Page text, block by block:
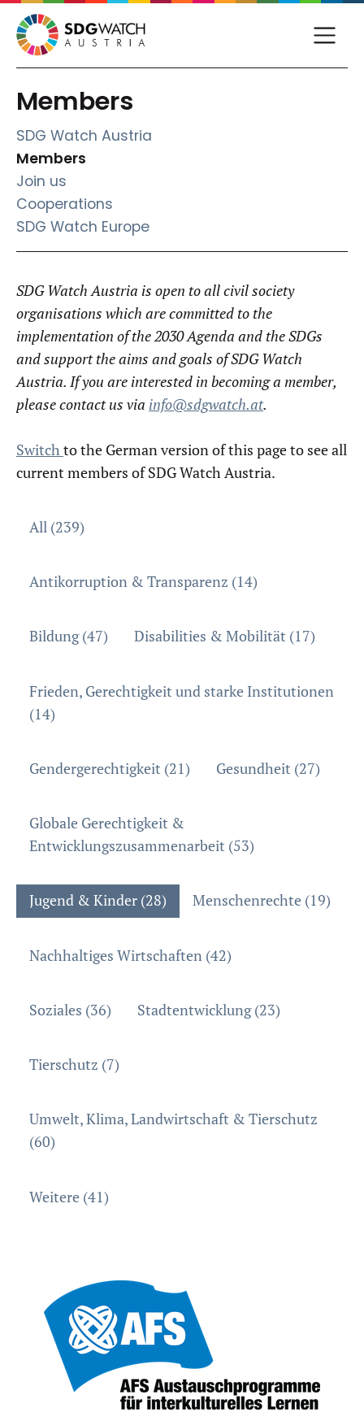
Members
SDG Watch Austria
Members
Join us
Cooperations
SDG Watch Europe
SDG Watch Austria is open to all civil society
organisations which are committed to the
implementation of the 2030 Agenda and the SDGs
and support the aims and goals of SDG Watch
Austria. If you are interested in becoming a member,
please contact us via info@sdgwatch.at.
Switch to the German version of this page to see all
current members of SDG Watch Austria.
All (239)
Antikorruption & Transparenz (14)
Bildung (47) Disabilities & Mobilität (17)
Frieden, Gerechtigkeit und starke Institutionen
(14)
Gendergerechtigkeit (21) Gesundheit (27)
Globale Gerechtigkeit &
Entwicklungszusammenarbeit (53)
Jugend & Kinder (28) Menschenrechte (19)
Nachhaltiges Wirtschaften (42)
Soziales (36) Stadtentwicklung (23)
Tierschutz (7)
Umwelt, Klima, Landwirtschaft & Tierschutz
(60)
Weitere (41)